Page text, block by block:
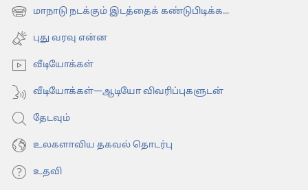
new மாநாடு நடக்கும் இடத்தைக் கண்டுபிடிக்க...
(opens
new
window)
புது வரவு என்ன
வீடியோக்கள்
வீடியோக்கள்—ஆடியோ விவரிப்புகளுடன்
தேடவும்
உலகளாவிய தகவல் தொடர்பு
உதவி